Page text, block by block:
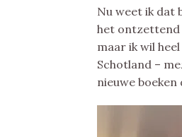
Nu weet ik dat
het ontzettend
maar ik wil
Schotland –
nieuwe boeken